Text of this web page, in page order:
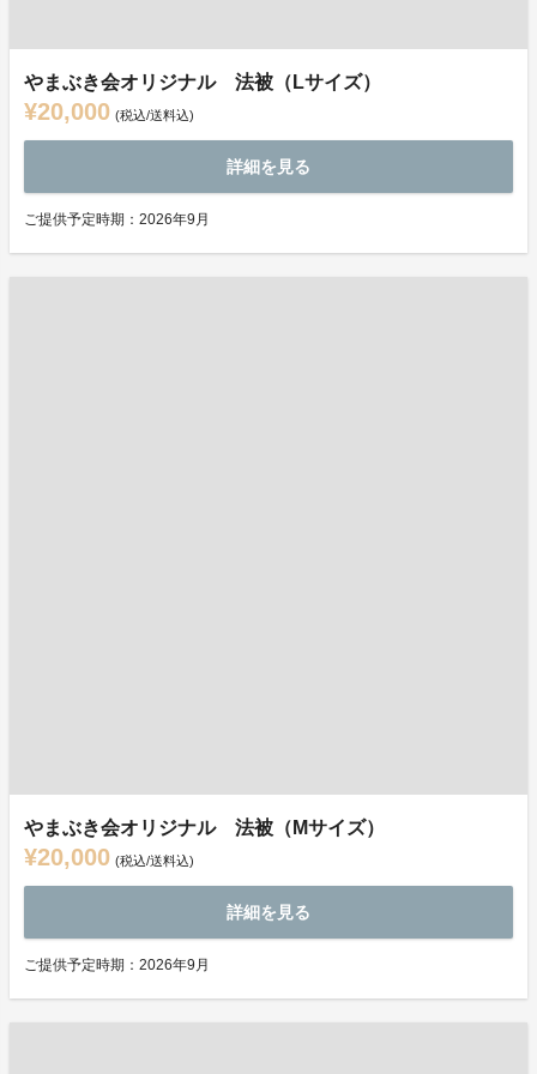
やまぶき会オリジナル 法被（Lサイズ）
¥20,000 (税込/送料込)
詳細を見る
ご提供予定時期：2026年9月
やまぶき会オリジナル 法被（Mサイズ）
¥20,000 (税込/送料込)
詳細を見る
ご提供予定時期：2026年9月